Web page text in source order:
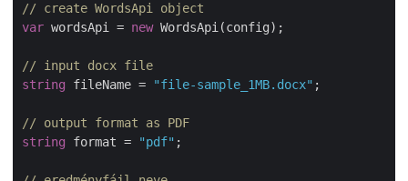
// create WordsApi object
var wordsApi = new WordsApi(config);
// input docx file
string fileName = "file-sample_1MB.docx" ;
// output format as PDF
string format = "pdf" ;